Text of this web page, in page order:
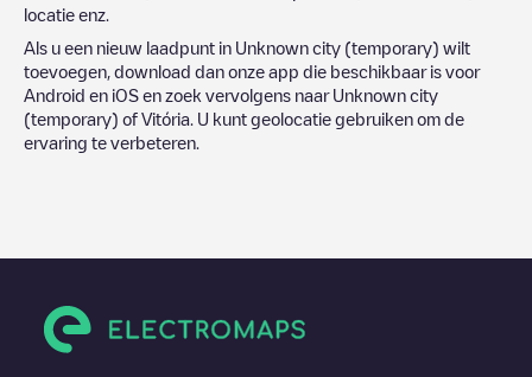
locatie enz.
Als u een nieuw laadpunt in Unknown city (temporary) wilt
toevoegen, download dan onze app die beschikbaar is voor
Android en iOS en zoek vervolgens naar Unknown city
(temporary) of Vitória . U kunt geolocatie gebruiken om de
ervaring te verbeteren.